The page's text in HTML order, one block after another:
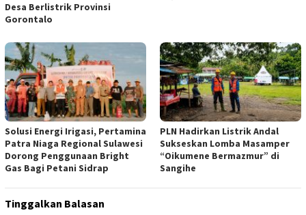
Desa Berlistrik Provinsi
Gorontalo
Solusi Energi Irigasi, Pertamina
Patra Niaga Regional Sulawesi
Dorong Penggunaan Bright
Gas Bagi Petani Sidrap
PLN Hadirkan Listrik Andal
Sukseskan Lomba Masamper
“Oikumene Bermazmur” di
Sangihe
Tinggalkan Balasan